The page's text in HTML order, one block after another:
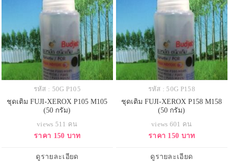
รหัส : 50G P105
ชุดเติม FUJI-XEROX P105 M105
(50 กรัม)
views 511 คน
ราคา 150 บาท
ดูรายละเอียด
รหัส : 50G P158
ชุดเติม FUJI-XEROX P158 M158
(50 กรัม)
views 601 คน
ราคา 150 บาท
ดูรายละเอียด